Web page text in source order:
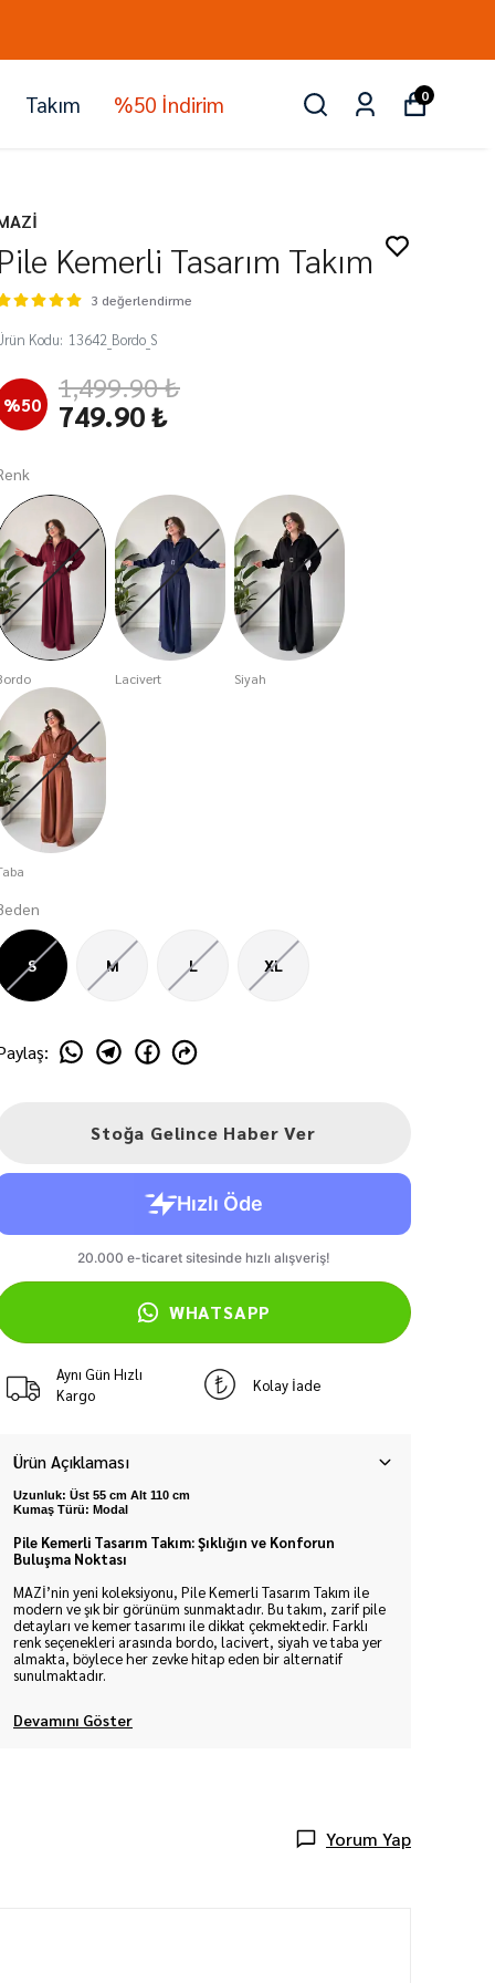
Takım %50 İndirim 0
Kemerli Tasarım Takım
3 değerlendirme
Kodu: 13642_Bordo_S
%50 1,499.90 ₺
749.90 ₺
Lacivert Siyah
S M L XL
:
Stoğa Gelince Haber Ver
WHATSAPP
Aynı Gün Hızlı
Kargo
Kolay İade
Ürün Açıklaması
Uzunluk: Üst 55 cm Alt 110 cm
Kumaş Türü: Modal
Pile Kemerli Tasarım Takım: Şıklığın ve Konforun
Buluşma Noktası
MAZİ’nin yeni koleksiyonu, Pile Kemerli Tasarım Takım ile
modern ve şık bir görünüm sunmaktadır. Bu takım, zarif pile
detayları ve kemer tasarımı ile dikkat çekmektedir. Farklı
renk seçenekleri arasında bordo, lacivert, siyah ve taba yer
almakta, böylece her zevke hitap eden bir alternatif
sunulmaktadır.
Devamını Göster
Yorum Yap